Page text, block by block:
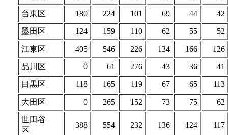
台東区 180 224 101 69 44 42
墨田区 124 159 110 62 55 52
江東区 405 546 226 134 166 126
品川区 0 61 276 43 36 41
目黒区 118 165 119 67 65 113
大田区 0 265 152 73 75 62
世田谷
区
388 554 232 136 124 117